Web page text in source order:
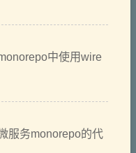
中使用wire
服务monorepo的代